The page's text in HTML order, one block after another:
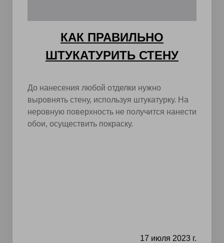
КАК ПРАВИЛЬНО
ШТУКАТУРИТЬ СТЕНУ
До нанесения любой отделки нужно
выровнять стену, используя штукатурку. На
неровную поверхность не получится нанести
обои, осуществить покраску.
17 июля 2023 г.